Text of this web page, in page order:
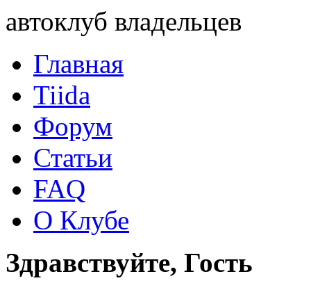
автоклуб владельцев
Главная
Tiida
Форум
Статьи
FAQ
О Клубе
Здравствуйте, Гость